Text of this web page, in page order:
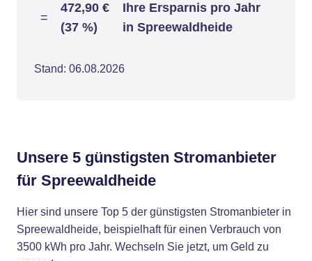
=
472,90 €
(37 %)
Ihre Ersparnis pro Jahr
in Spreewaldheide
Stand: 06.08.2026
Unsere 5 günstigsten Stromanbieter
für Spreewaldheide
Hier sind unsere Top 5 der günstigsten Stromanbieter in
Spreewaldheide, beispielhaft für einen Verbrauch von
3500 kWh pro Jahr. Wechseln Sie jetzt, um Geld zu